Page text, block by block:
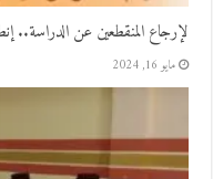
لإرجاع المنقطعين عن الدراسة..
مايو 16, 2024